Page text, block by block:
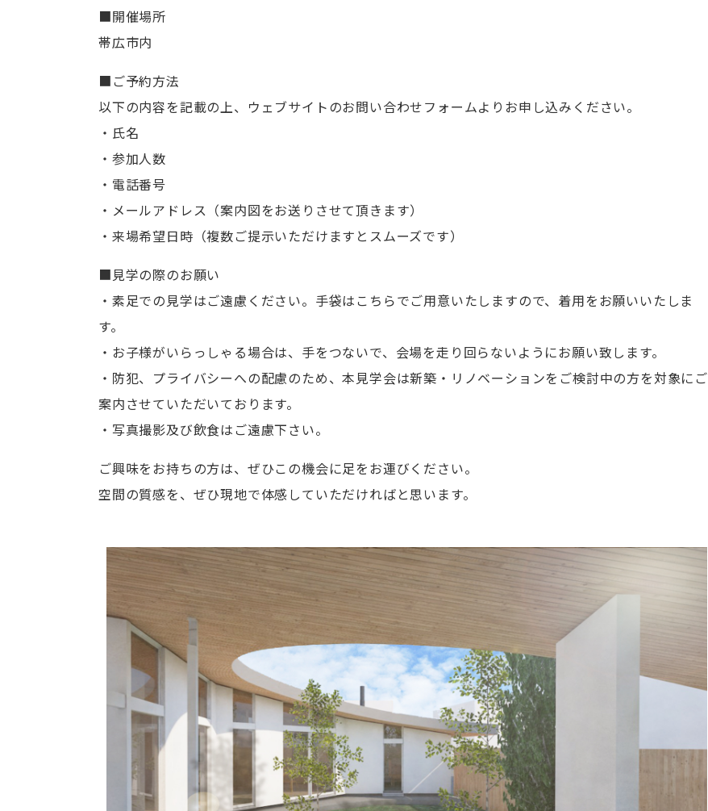
■開催場所
帯広市内
■ご予約方法
以下の内容を記載の上、ウェブサイトのお問い合わせフォームよりお申し込みください。
・氏名
・参加人数
・電話番号
・メールアドレス（案内図をお送りさせて頂きます）
・来場希望日時（複数ご提示いただけますとスムーズです）
■見学の際のお願い
・素足での見学はご遠慮ください。手袋はこちらでご用意いたしますので、着用をお願いいたしま
す。
・お子様がいらっしゃる場合は、手をつないで、会場を走り回らないようにお願い致します。
・防犯、プライバシーへの配慮のため、本見学会は新築・リノベーションをご検討中の方を対象にご
案内させていただいております。
・写真撮影及び飲食はご遠慮下さい。
ご興味をお持ちの方は、ぜひこの機会に足をお運びください。
空間の質感を、ぜひ現地で体感していただければと思います。